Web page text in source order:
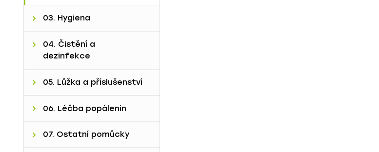
03. Hygiena
A. Polohovatelné vany
B. Toaletní a sprchová
panely
04. Čistění a
dezinfekce
4A. Myčky podložních
4B. Nakládání s odpady
05. Lůžka a příslušenství
A. Nemocniční lůžka
06. Léčba popálenin
A. Fluidní lůžko Sands
07. Ostatní pomůcky